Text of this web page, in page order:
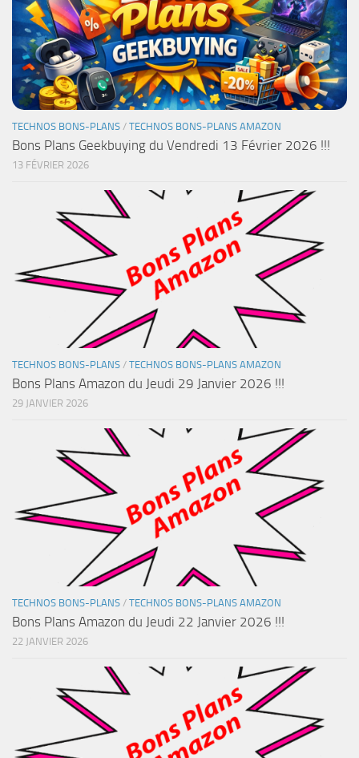
TECHNOS BONS-PLANS / TECHNOS BONS-PLANS AMAZON
Bons Plans Geekbuying du Vendredi 13 Février 2026 !!!
13 FÉVRIER 2026
TECHNOS BONS-PLANS / TECHNOS BONS-PLANS AMAZON
Bons Plans Amazon du Jeudi 29 Janvier 2026 !!!
29 JANVIER 2026
TECHNOS BONS-PLANS / TECHNOS BONS-PLANS AMAZON
Bons Plans Amazon du Jeudi 22 Janvier 2026 !!!
22 JANVIER 2026